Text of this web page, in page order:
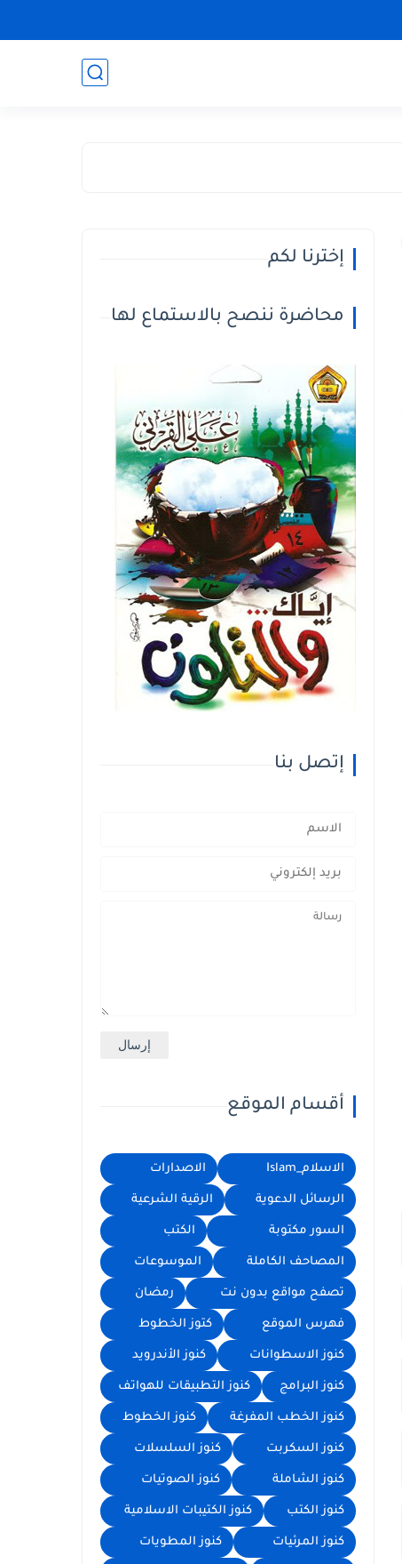
إخترنا لكم
محاضرة ننصح بالاستماع لها
إتصل بنا
أقسام الموقع
الاسلام_Islam الاصدارات
الرسائل الدعوية الرقية الشرعية
السور مكتوبة الكتب
المصاحف الكاملة الموسوعات
تصفح مواقع بدون نت رمضان
فهرس الموقع كتوز الخطوط
كنوز الاسطوانات كنوز الأندرويد
كنوز البرامج كنوز التطبيقات للهواتف
كنوز الخطب المفرغة كنوز الخطوط
كنوز السكربت كنوز السلسلات
كنوز الشاملة كنوز الصوتيات
كنوز الكتب كنوز الكتيبات الاسلامية
كنوز المرئيات كنوز المطويات